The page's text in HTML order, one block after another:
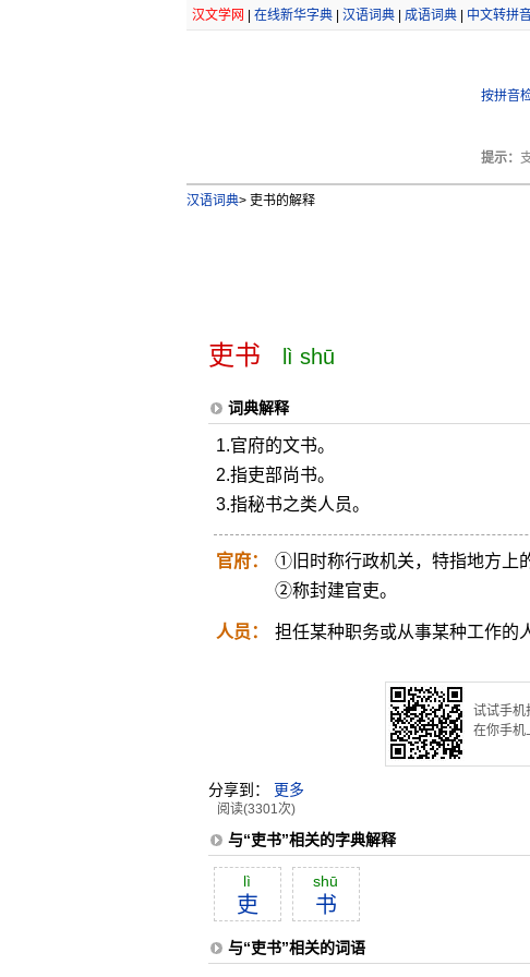
汉文学网 在线新华字典| 汉语词典| 成语词典| 中文转拼
按拼音
提示：
汉语词典>吏书的解释
吏书 lì shū
词典解释
1.官府的文书。
2.指吏部尚书。
3.指秘书之类人员。
官府：
①旧时称行政机关，特指地方上的
②称封建官吏。
人员： 担任某种职务或从事某种工作的
试试手机
在你手机
分享到： 更多
阅读(3301次)
与“吏书”相关的字典解释
lì
吏
shū
书
与“吏书”相关的词语